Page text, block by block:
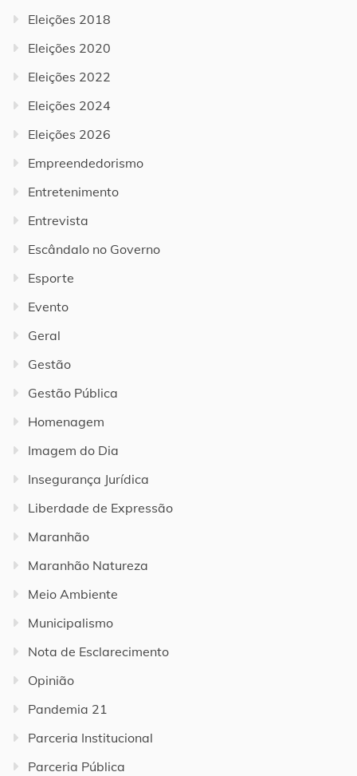
Eleições 2018
Eleições 2020
Eleições 2022
Eleições 2024
Eleições 2026
Empreendedorismo
Entretenimento
Entrevista
Escândalo no Governo
Esporte
Evento
Geral
Gestão
Gestão Pública
Homenagem
Imagem do Dia
Insegurança Jurídica
Liberdade de Expressão
Maranhão
Maranhão Natureza
Meio Ambiente
Municipalismo
Nota de Esclarecimento
Opinião
Pandemia 21
Parceria Institucional
Parceria Pública